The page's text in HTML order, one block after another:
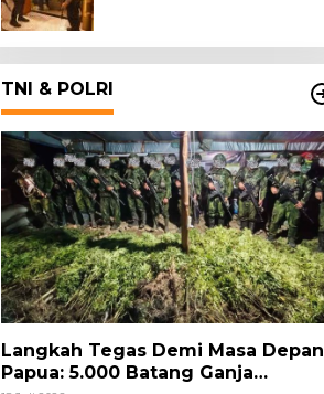
TNI & POLRI
Langkah Tegas Demi Masa Depan
Papua: 5.000 Batang Ganja